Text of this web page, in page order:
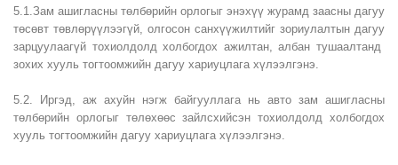
5.1.Зам ашигласны төлбөрийн орлогыг энэхүү журамд заасны дагуу
төсөвт төвлөрүүлээгүй, олгосон санхүүжилтийг зориулалтын дагуу
зарцуулаагүй тохиолдолд холбогдох ажилтан, албан тушаалтанд
зохих хууль тогтоомжийн дагуу хариуцлага хүлээлгэнэ.
5.2. Иргэд, аж ахуйн нэгж байгууллага нь авто зам ашигласны
төлбөрийн орлогыг төлөхөөс зайлсхийсэн тохиолдолд холбогдох
хууль тогтоомжийн дагуу хариуцлага хүлээлгэнэ.